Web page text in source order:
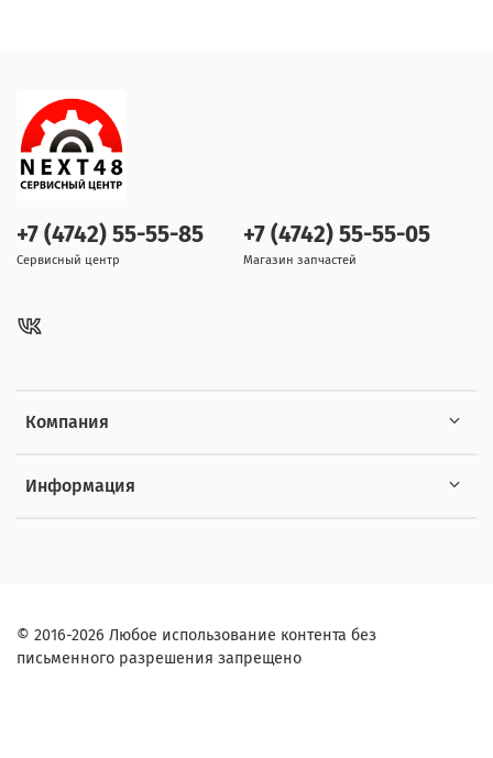
Компания
Информация
+7 (4742) 55-55-85
Сервисный центр
+7 (4742) 55-55-05
Магазин запчастей
© 2016-2026 Любое использование контента без
письменного разрешения запрещено